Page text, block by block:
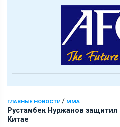
ГЛАВНЫЕ НОВОСТИ / ММА
Рустамбек Нуржанов защитил
Китае